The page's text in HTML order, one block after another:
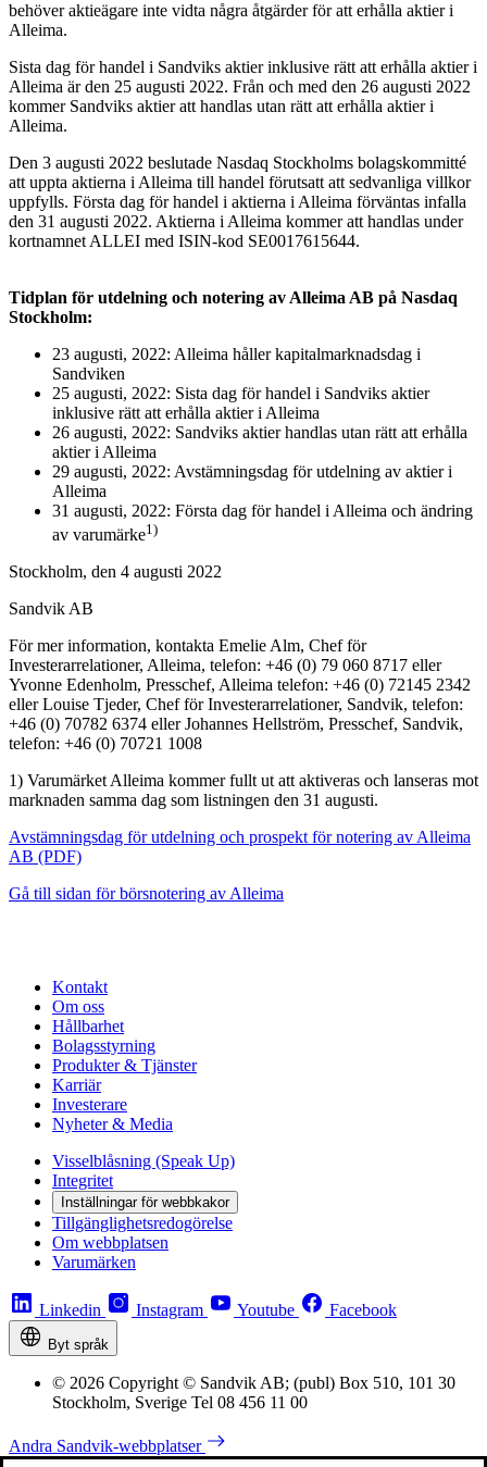
behöver aktieägare inte vidta några åtgärder för att erhålla aktier i
Alleima.
Sista dag för handel i Sandviks aktier inklusive rätt att erhålla aktier i
Alleima är den 25 augusti 2022. Från och med den 26 augusti 2022
kommer Sandviks aktier att handlas utan rätt att erhålla aktier i
Alleima.
Den 3 augusti 2022 beslutade Nasdaq Stockholms bolagskommitté
att uppta aktierna i Alleima till handel förutsatt att sedvanliga villkor
uppfylls. Första dag för handel i aktierna i Alleima förväntas infalla
den 31 augusti 2022. Aktierna i Alleima kommer att handlas under
kortnamnet ALLEI med ISIN-kod SE0017615644.
Tidplan för utdelning och notering av Alleima AB på Nasdaq
Stockholm:
23 augusti, 2022: Alleima håller kapitalmarknadsdag i
Sandviken
25 augusti, 2022: Sista dag för handel i Sandviks aktier
inklusive rätt att erhålla aktier i Alleima
26 augusti, 2022: Sandviks aktier handlas utan rätt att erhålla
aktier i Alleima
29 augusti, 2022: Avstämningsdag för utdelning av aktier i
Alleima
31 augusti, 2022: Första dag för handel i Alleima och ändring
av varumärke1)
Stockholm, den 4 augusti 2022
Sandvik AB
För mer information, kontakta Emelie Alm, Chef för
Investerarrelationer, Alleima, telefon: +46 (0) 79 060 8717 eller
Yvonne Edenholm, Presschef, Alleima telefon: +46 (0) 72145 2342
eller Louise Tjeder, Chef för Investerarrelationer, Sandvik, telefon:
+46 (0) 70782 6374 eller Johannes Hellström, Presschef, Sandvik,
telefon: +46 (0) 70721 1008
1) Varumärket Alleima kommer fullt ut att aktiveras och lanseras mot
marknaden samma dag som listningen den 31 augusti.
Avstämningsdag för utdelning och prospekt för notering av Alleima
AB (PDF)
Gå till sidan för börsnotering av Alleima
Kontakt
Om oss
Hållbarhet
Bolagsstyrning
Produkter & Tjänster
Karriär
Investerare
Nyheter & Media
Visselblåsning (Speak Up)
Integritet
Inställningar för webbkakor
Tillgänglighetsredogörelse
Om webbplatsen
Varumärken
Linkedin Instagram Youtube Facebook
Byt språk
© 2026 Copyright © Sandvik AB; (publ) Box 510, 101 30
Stockholm, Sverige Tel 08 456 11 00
Andra Sandvik-webbplatser